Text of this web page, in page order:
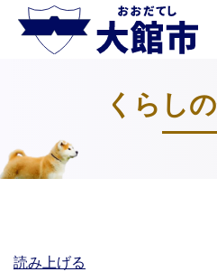
くらし
読み上げる